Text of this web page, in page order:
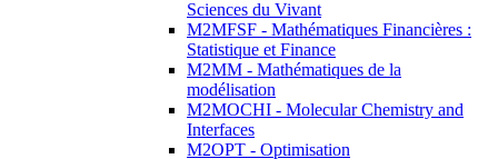
Sciences du Vivant
M2MFSF - Mathématiques Financières :
Statistique et Finance
M2MM - Mathématiques de la
modélisation
M2MOCHI - Molecular Chemistry and
Interfaces
M2OPT - Optimisation